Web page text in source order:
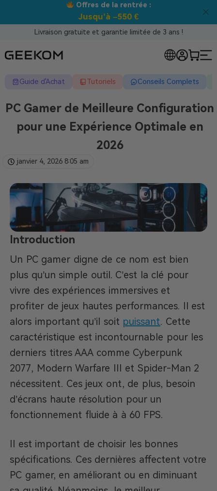
Meilleur prix garanti tous canaux !
Livraison gratuite et garantie limitée de 3 ans !
Guide d'Achat Tutoriels Conseils Complets
PC Gamer de Meilleure Configuration
pour une Expérience Optimale en
2026
janvier 4, 2026 8:05 am
Introduction
Un PC gamer digne de ce nom est bien
plus qu’un simple outil. C’est la clé pour
vivre des expériences immersives et
profiter de jeux hautes performances. Il est
alors important qu’il soit puissant. Cette
caractéristique est incontournable pour les
derniers titres AAA comme Cyberpunk
2077, Modern Warfare III et Spider-Man 2
nécessitent. Ces jeux ont, de plus, besoin
d’écrans haute résolution pour un
fonctionnement fluide à à 60 FPS.
Il est important de choisir les bonnes
spécifications. Ces dernières affectent votre
PC gamer, en améliorant ou en diminuant